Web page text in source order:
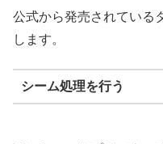
公式から発売されている
します。
シーム処理を行う